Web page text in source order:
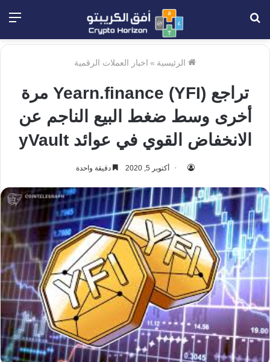
الرئيسية » اخبار العملات الرقمية
تراجع (Yearn.finance (YFI مرة
أخرى وسط ضغط البيع الناجم عن
الانخفاض القوي في عوائد yVault
أكتوبر 5, 2020 دقيقة واحدة